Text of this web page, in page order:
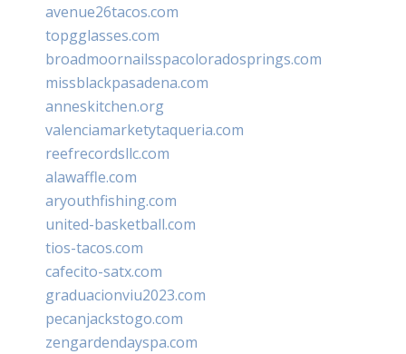
avenue26tacos.com
topgglasses.com
broadmoornailsspacoloradosprings.com
missblackpasadena.com
anneskitchen.org
valenciamarketytaqueria.com
reefrecordsllc.com
alawaffle.com
aryouthfishing.com
united-basketball.com
tios-tacos.com
cafecito-satx.com
graduacionviu2023.com
pecanjackstogo.com
zengardendayspa.com